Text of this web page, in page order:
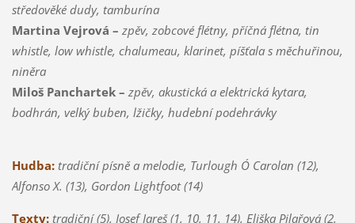
středověké dudy, tamburína
Martina Vejrová – zpěv, zobcové flétny, příčná flétna, tin
whistle, low whistle, chalumeau, klarinet, píšťala s měchuřinou,
niněra
Miloš Panchartek – zpěv, akustická a elektrická kytara,
bodhrán, velký buben, lžičky, hudební podehrávky
Hudba: tradiční písně a melodie, Turlough Ó Carolan (12),
Alfonso X. (13), Gordon Lightfoot (14)
Texty: tradiční (5), Josef Jareš (1, 10, 11, 14), Eliška Pilařová (2,